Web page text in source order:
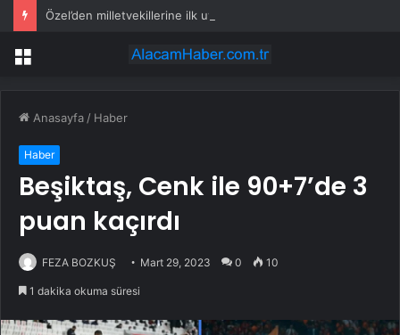
Menü
Anasayfa / Haber
Haber
Beşiktaş, Cenk ile 90+7’de 3
puan kaçırdı
FEZA BOZKUŞ Mart 29, 2023 0 10
1 dakika okuma süresi